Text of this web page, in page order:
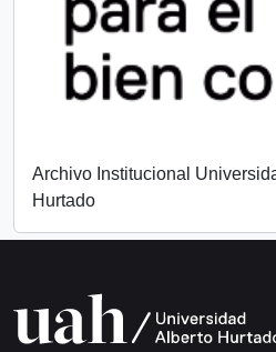
Archivo Institucional
Hurtado